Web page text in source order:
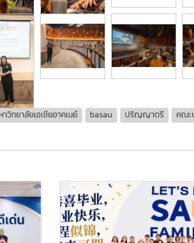
าวิทยาลัยเอเชียอาคเนย์ basau ปริญญาตรี คณะ